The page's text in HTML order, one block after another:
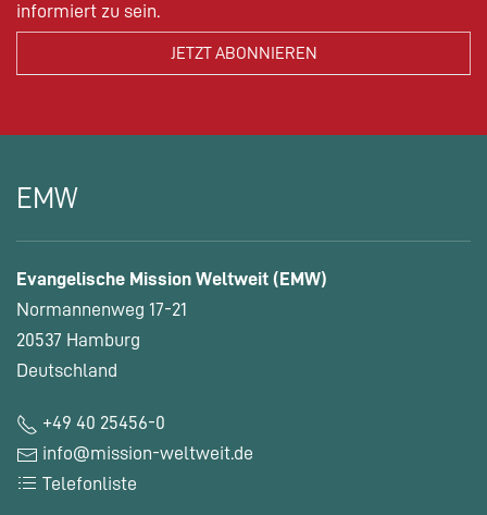
informiert zu sein.
EMW
Evangelische Mission Weltweit (EMW)
Normannenweg 17-21
20537 Hamburg
Deutschland
+49 40 25456-0
info@mission-weltweit.de
Telefonliste